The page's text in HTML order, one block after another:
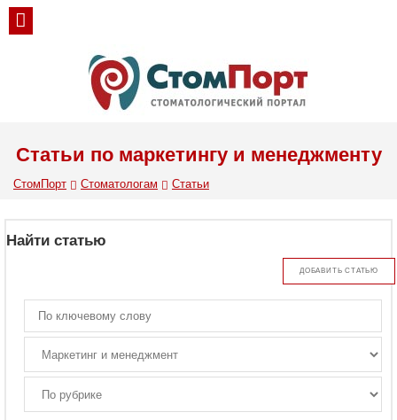
Статьи по маркетингу и менеджменту
СтомПорт Стоматологам Статьи
Найти статью
ДОБАВИТЬ СТАТЬЮ